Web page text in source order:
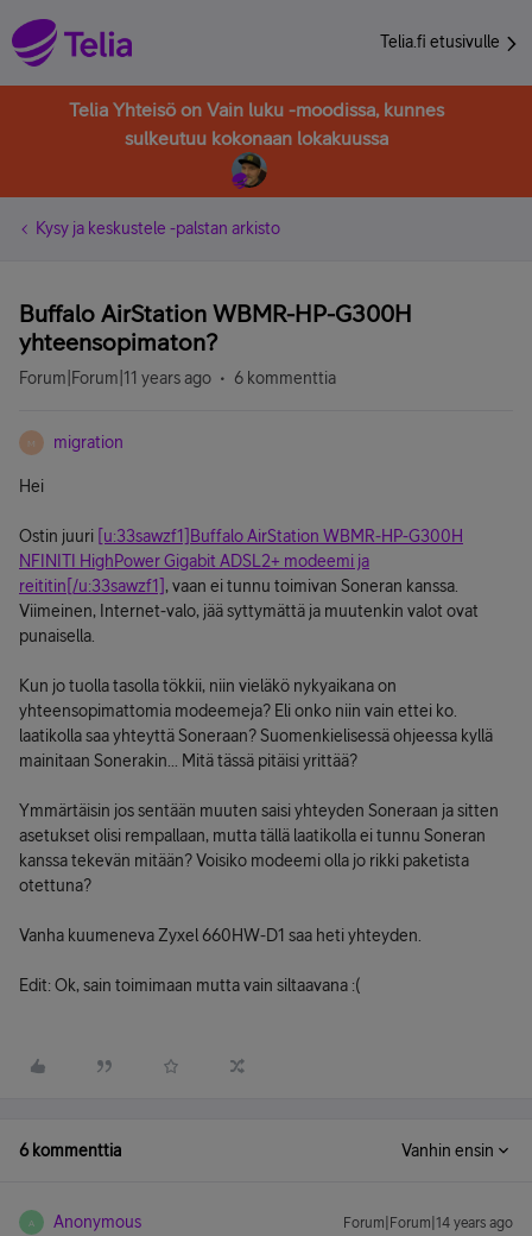
Telia.fi etusivulle
Telia Yhteisö on Vain luku -moodissa, kunnes
sulkeutuu kokonaan lokakuussa
Kysy ja keskustele -palstan arkisto
Buffalo AirStation WBMR-HP-G300H
yhteensopimaton?
Forum|Forum|11 years ago 6 kommenttia
M migration
Hei
Ostin juuri [u:33sawzf1]Buffalo AirStation WBMR-HP-G300H
NFINITI HighPower Gigabit ADSL2+ modeemi ja
reititin[/u:33sawzf1] , vaan ei tunnu toimivan Soneran kanssa.
Viimeinen, Internet-valo, jää syttymättä ja muutenkin valot ovat
punaisella.
Kun jo tuolla tasolla tökkii, niin vieläkö nykyaikana on
yhteensopimattomia modeemeja? Eli onko niin vain ettei ko.
laatikolla saa yhteyttä Soneraan? Suomenkielisessä ohjeessa kyllä
mainitaan Sonerakin... Mitä tässä pitäisi yrittää?
Ymmärtäisin jos sentään muuten saisi yhteyden Soneraan ja sitten
asetukset olisi rempallaan, mutta tällä laatikolla ei tunnu Soneran
kanssa tekevän mitään? Voisiko modeemi olla jo rikki paketista
otettuna?
Vanha kuumeneva Zyxel 660HW-D1 saa heti yhteyden.
Edit: Ok, sain toimimaan mutta vain siltaavana :(
6 kommenttia Vanhin ensin
A Anonymous Forum|Forum|14 years ago